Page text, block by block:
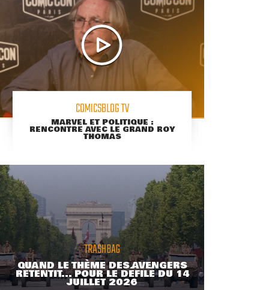
COMICSBLOG TV
MARVEL ET POLITIQUE :
RENCONTRE AVEC LE GRAND ROY
THOMAS
TRASHBAG
QUAND LE THÈME DES AVENGERS
RETENTIT... POUR LE DÉFILÉ DU 14
JUILLET 2026